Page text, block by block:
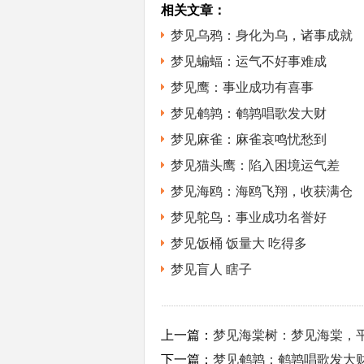
相关文章：
梦见乌鸦：身化为乌，诸事成就
梦见蝙蝠：运气不好事难成
梦见鹰：事业成功有喜事
梦见鹌鹑：鹌鹑唱歌发大财
梦见麻雀：麻雀哀鸣忧愁到
梦见猫头鹰：陷入困境运气差
梦见海鸥：海鸥飞翔，收获满仓
梦见鸵鸟：事业成功名誉好
梦见饭桶 饭量大 吃得多
梦见盲人 瞎子
上一篇： 梦见海棠树：梦见海棠，
下一篇： 梦见鹌鹑：鹌鹑唱歌发大